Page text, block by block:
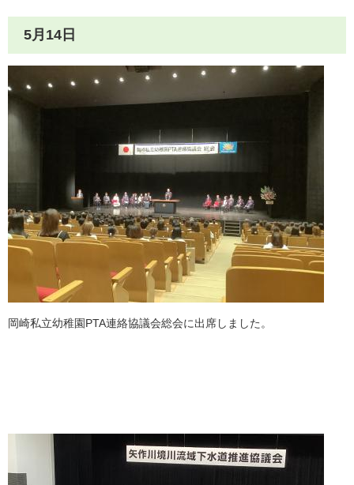
5月14日
岡崎私立幼稚園PTA連絡協議会総会に出席しました。